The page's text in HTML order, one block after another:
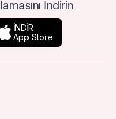
İndirin
İNDİR
App Store